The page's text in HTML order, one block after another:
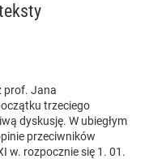
prof. Jana
trzeciego
dyskusję. W ubiegłym
przeciwników
w. rozpocznie się 1. 01.